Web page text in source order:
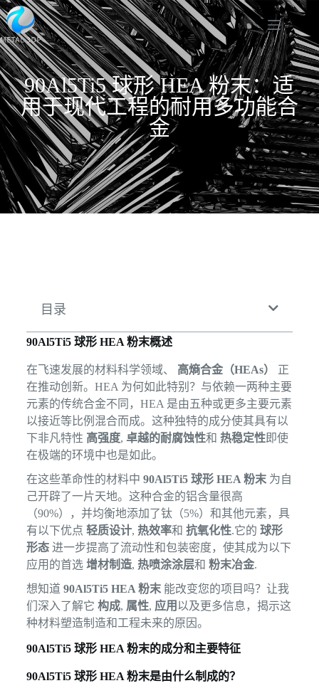
90Al5Ti5 球形 HEA 粉末：适
用于现代工程的耐用多功能合
金
目录
90Al5Ti5 球形 HEA 粉末概述
在飞速发展的材料科学领域、 高熵合金（HEAs）
正
在推动创新。HEA 为何如此特别？与依赖一两种主要
元素的传统合金不同，HEA 是由五种或更多主要元素
以接近等比例混合而成。这种独特的成分使其具有以
下非凡特性 高强度, 卓越的耐腐蚀性和 热稳定性即使
在极端的环境中也是如此。
在这些革命性的材料中 90Al5Ti5 球形 HEA 粉末为自
己开辟了一片天地。这种合金的铝含量很高
（90%），并均衡地添加了钛（5%）和其他元素，具
有以下优点 轻质设计, 热效率和 抗氧化性.它的 球形
形态进一步提高了流动性和包装密度，使其成为以下
应用的首选 增材制造, 热喷涂涂层和 粉末冶金.
想知道 90Al5Ti5 HEA 粉末能改变您的项目吗？让我
们深入了解它 构成, 属性, 应用 以及更多信息，揭示这
种材料塑造制造和工程未来的原因。
90Al5Ti5 球形 HEA 粉末的成分和主要特征
90Al5Ti5 球形 HEA 粉末是由什么制成的？